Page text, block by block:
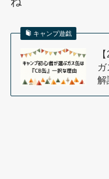
キャンプ遊戯
解